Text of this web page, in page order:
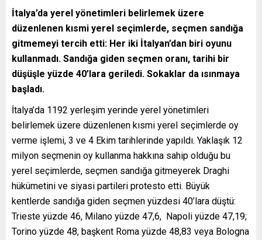
İtalya’da yerel yönetimleri belirlemek üzere
düzenlenen kısmi yerel seçimlerde, seçmen sandığa
gitmemeyi tercih etti: Her iki İtalyan’dan biri oyunu
kullanmadı. Sandığa giden seçmen oranı, tarihi bir
düşüşle yüzde 40’lara geriledi. Sokaklar da ısınmaya
başladı.
İtalya’da 1192 yerleşim yerinde yerel yönetimleri
belirlemek üzere düzenlenen kısmi yerel seçimlerde oy
verme işlemi, 3 ve 4 Ekim tarihlerinde yapıldı. Yaklaşık 12
milyon seçmenin oy kullanma hakkına sahip olduğu bu
yerel seçimlerde, seçmen sandığa gitmeyerek Draghi
hükümetini ve siyasi partileri protesto etti. Büyük
kentlerde sandığa giden seçmen yüzdesi 40’lara düştü:
Trieste yüzde 46, Milano yüzde 47,6, Napoli yüzde 47,19;
Torino yüzde 48, başkent Roma yüzde 48,83 veya Bologna